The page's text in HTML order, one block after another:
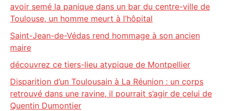
avoir semé la panique dans un bar du centre-ville de
Toulouse, un homme meurt à l’hôpital
Saint-Jean-de-Védas rend hommage à son ancien
maire
découvrez ce tiers-lieu atypique de Montpellier
Disparition d’un Toulousain à La Réunion : un corps
retrouvé dans une ravine, il pourrait s’agir de celui de
Quentin Dumontier